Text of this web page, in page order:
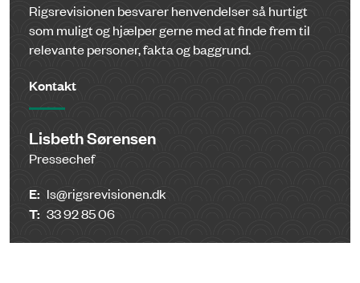
Rigsrevisionen besvarer henvendelser så hurtigt
som muligt og hjælper gerne med at finde frem til
relevante personer, fakta og baggrund.
Kontakt
Lisbeth Sørensen
Pressechef
E: ls@rigsrevisionen.dk
T: 33 92 85 06